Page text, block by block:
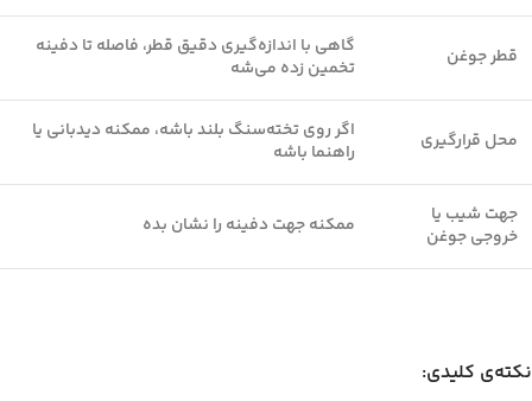
قطر جوغن
گاهی با اندازه‌گیری دقیق قطر، فاصله تا دفینه
تخمین زده می‌شه
محل قرارگیری
اگر روی تخته‌سنگ بلند باشه، ممکنه دیدبانی یا
راهنما باشه
جهت شیب یا
خروجی جوغن
ممکنه جهت دفینه را نشان بده
نکته‌ی کلیدی: